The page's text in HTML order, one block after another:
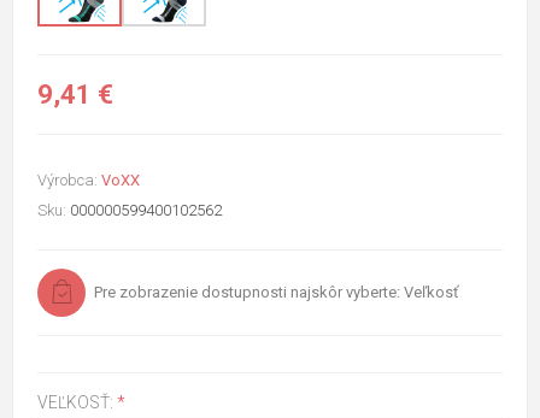
9,41 €
Výrobca: VoXX
Sku: 000000599400102562
Pre zobrazenie dostupnosti najskôr vyberte: Veľkosť
VEĽKOSŤ: *